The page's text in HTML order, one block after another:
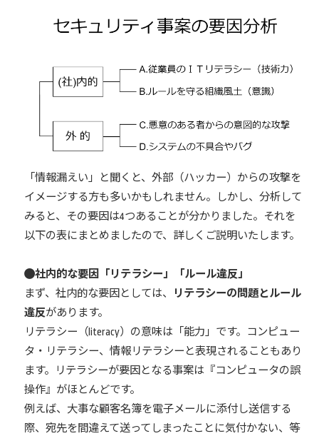
「情報漏えい」と聞くと、外部（ハッカー）からの攻撃を
イメージする方も多いかもしれません。しかし、分析して
みると、その要因は4つあることが分かりました。それを
以下の表にまとめましたので、詳しくご説明いたします。
社内的な要因「リテラシー」「ルール違反」
まず、社内的な要因としては、
リテラシーの問題とルール
違反があります。
リテラシー（literacy）の意味は「能力」です。コンピュー
タ・リテラシー、情報リテラシーと表現されることもあり
ます。リテラシーが要因となる事案は『コンピュータの誤
操作』がほとんどです。
例えば、大事な顧客名簿を電子メールに添付し送信する
際、宛先を間違えて送ってしまったことに気付かない、等